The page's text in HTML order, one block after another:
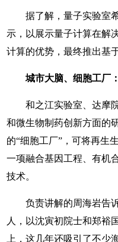
据了解，量子实验室
示，以展示量子计算在解
计算的优势，最终推出基
城市大脑、细胞工厂
和之江实验室、达摩
和微生物制药创新方面的
的“细胞工厂”，可将再生
一项融合基因工程、有机
技术。
负责讲解的周海岩告
人，以沈寅初院士和郑裕
上，这几年还吸引了不少